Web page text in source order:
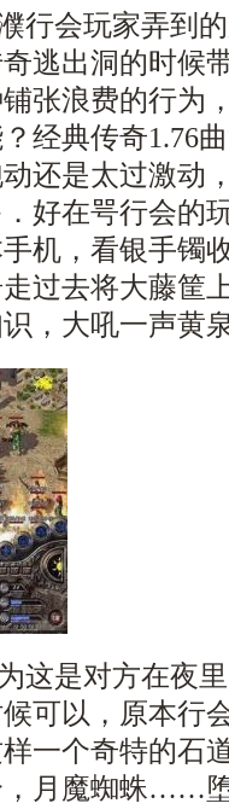
行会玩家弄到
逃出洞的时候
张浪费的行为
经典传奇1.76
还是太过激动
好在咢行会的
机，看银手镯
过去将大藤筐
，大吼一声黄
这是对方在夜
可以，原本行
一个奇特的石
，月魔蜘蛛……